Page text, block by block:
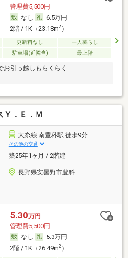
管理費5,500円
なし
6.5万円
2階 / 1K（23.18m2）
更新料なし
一人暮らし
駐車場(近隣含) 最上階
お引っ越しもらくらく
Ｙ．Ｅ．Ｍ
大糸線 南豊科駅 徒歩9分
その他の交通
築25年1ヶ月 / 2階建
長野県安曇野市豊科
5.30万円
管理費5,500円
なし
5.3万円
2階 / 1K（26.49m2）